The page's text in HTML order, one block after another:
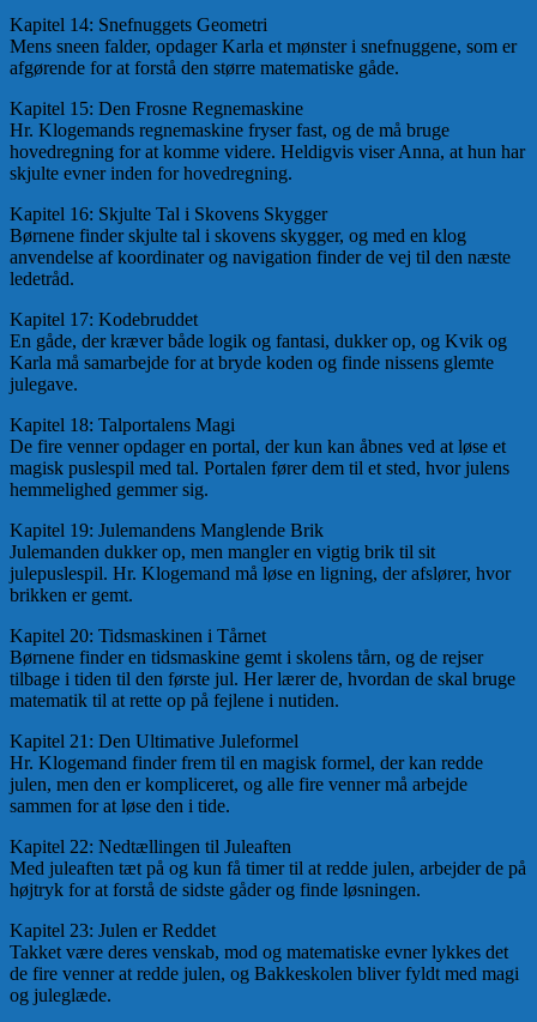
Kapitel 14: Snefnuggets Geometri
Mens sneen falder, opdager Karla et mønster i snefnuggene, som er
afgørende for at forstå den større matematiske gåde.
Kapitel 15: Den Frosne Regnemaskine
Hr. Klogemands regnemaskine fryser fast, og de må bruge
hovedregning for at komme videre. Heldigvis viser Anna, at hun har
skjulte evner inden for hovedregning.
Kapitel 16: Skjulte Tal i Skovens Skygger
Børnene finder skjulte tal i skovens skygger, og med en klog
anvendelse af koordinater og navigation finder de vej til den næste
ledetråd.
Kapitel 17: Kodebruddet
En gåde, der kræver både logik og fantasi, dukker op, og Kvik og
Karla må samarbejde for at bryde koden og finde nissens glemte
julegave.
Kapitel 18: Talportalens Magi
De fire venner opdager en portal, der kun kan åbnes ved at løse et
magisk puslespil med tal. Portalen fører dem til et sted, hvor julens
hemmelighed gemmer sig.
Kapitel 19: Julemandens Manglende Brik
Julemanden dukker op, men mangler en vigtig brik til sit
julepuslespil. Hr. Klogemand må løse en ligning, der afslører, hvor
brikken er gemt.
Kapitel 20: Tidsmaskinen i Tårnet
Børnene finder en tidsmaskine gemt i skolens tårn, og de rejser
tilbage i tiden til den første jul. Her lærer de, hvordan de skal bruge
matematik til at rette op på fejlene i nutiden.
Kapitel 21: Den Ultimative Juleformel
Hr. Klogemand finder frem til en magisk formel, der kan redde
julen, men den er kompliceret, og alle fire venner må arbejde
sammen for at løse den i tide.
Kapitel 22: Nedtællingen til Juleaften
Med juleaften tæt på og kun få timer til at redde julen, arbejder de på
højtryk for at forstå de sidste gåder og finde løsningen.
Kapitel 23: Julen er Reddet
Takket være deres venskab, mod og matematiske evner lykkes det
de fire venner at redde julen, og Bakkeskolen bliver fyldt med magi
og juleglæde.